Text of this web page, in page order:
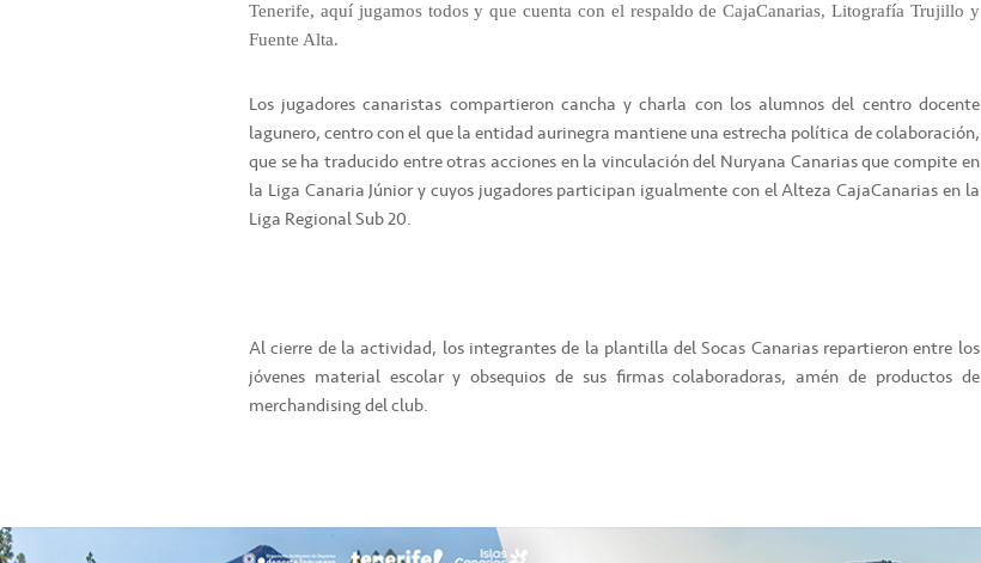
Tenerife, aquí jugamos todos y que cuenta con el respaldo de CajaCanarias, Litografía Trujillo y
Fuente Alta.
Los jugadores canaristas compartieron cancha y charla con los alumnos del centro docente
lagunero, centro con el que la entidad aurinegra mantiene una estrecha política de colaboración,
que se ha traducido entre otras acciones en la vinculación del Nuryana Canarias que compite en
la Liga Canaria Júnior y cuyos jugadores participan igualmente con el Alteza CajaCanarias en la
Liga Regional Sub 20.
Al cierre de la actividad, los integrantes de la plantilla del Socas Canarias repartieron entre los
jóvenes material escolar y obsequios de sus firmas colaboradoras, amén de productos de
merchandising del club.